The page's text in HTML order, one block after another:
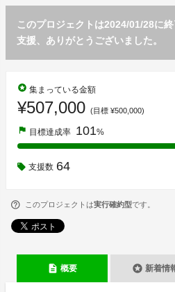
このプロジェクトは2024/01/28に
支援、ありがとうございました。
stars 集まっている金額
¥507,000 (目標 ¥500,000)
flag 目標達成率 101%
支援数 64
このプロジェクトは実行確約型です。
description 概要 stars 新着情